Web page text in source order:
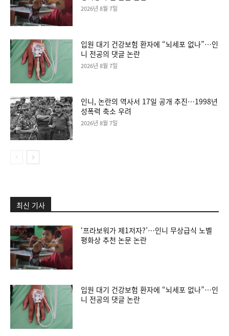
2026년 8월 7일
입원 대기 건강보험 환자에 “뇌세포 없나”…인
니 전공의 댓글 논란
2026년 8월 7일
인니, 논란의 역사서 17일 공개 추진…1998년
성폭력 축소 우려
2026년 8월 7일
최신 기사
‘프라보워가 제1저자?’…인니 무상급식 노벨
평화상 추천 논문 논란
입원 대기 건강보험 환자에 “뇌세포 없나”…인
니 전공의 댓글 논란